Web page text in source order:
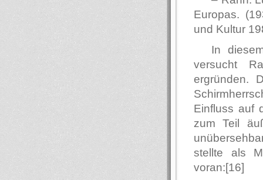
Europas.
und Kultur
In
versucht
ergründen.
Einfluss auf
zum Teil
stellte als
voran:[16]